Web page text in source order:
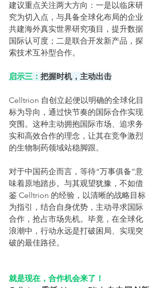
建议重点关注两大方向：一是以临床研
究为切入点，与具备全球化布局的企业
共建海外真实世界研究项目，提升数据
国际认可度；二是联合开发新产品，探
索技术互补型合作。
启示三： 把握时机，主动出击
Celltrion 自创立起便以明确的全球化目
标为导向，通过快节奏的国际合作实现
突围。这种主动拥抱国际市场、追求务
实和高效合作的理念，让其在竞争激烈
的生物制药领域站稳脚跟。
对于中国药企而言，等待“万事俱备”意
味着原地踏步。与其观望犹豫，不如借
鉴 Celltrion 的经验，以清晰的战略目标
为指引，结合自身优势，主动寻求国际
合作，抢占市场先机。毕竟，在全球化
浪潮中，行动永远是打破困局、实现突
破的最佳路径。
就是现在，合作机会来了！